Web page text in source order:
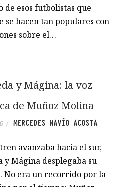
de esos futbolistas que
se hacen tan populares con
sobre el…
y Mágina: la voz
de Muñoz Molina
/ MERCEDES NAVÍO ACOSTA
avanzaba hacia el sur,
y Mágina desplegaba su
No era un recorrido por la